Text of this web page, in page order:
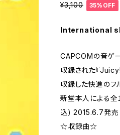
¥3,100 35%OFF
International
CAPCOMの音ゲー
収録された『
収録した快進のフ
新堂本人による全
込) 2015.6.7発売
☆収録曲☆